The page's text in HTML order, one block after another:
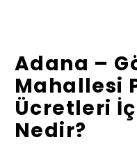
Adana –
Mahallesi
Ücretleri
Nedir?